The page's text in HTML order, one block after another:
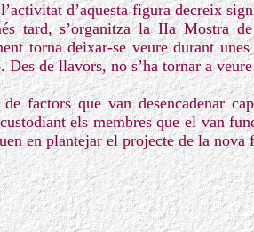
d’aquesta figura decreix
tard, s’organitza la IIa Mostra
torna deixar-se veure durant
Des de llavors, no s’ha tornar a
factors que van desencadenar
els membres que el van
en plantejar el projecte de la nova